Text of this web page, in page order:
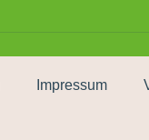
Impressum